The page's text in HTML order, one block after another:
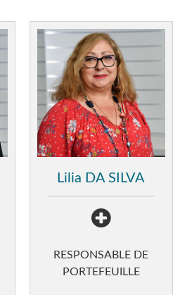
Lilia DA SILVA
RESPONSABLE DE
PORTEFEUILLE